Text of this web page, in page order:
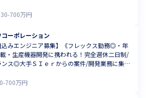
-700万円
ーポレーション
込みエンジニア募集】《フレックス勤務◎・年
・生産機器開発に携われる！完全週休二日制/
ンス◎大手ＳＩｅｒからの案件/開発業務に集中
-700万円